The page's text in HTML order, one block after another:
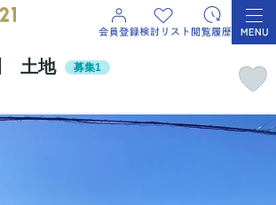
土地 募集1